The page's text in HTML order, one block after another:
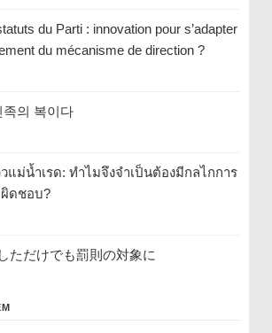
du Parti : innovation pour s’adapter
du mécanisme de direction ?
의 복이다
แม่น้ำเรด: ทำไมจึงจำเป็นต้องมีกลไกการ
ผิดชอบ?
ただけでも罰則の対象に